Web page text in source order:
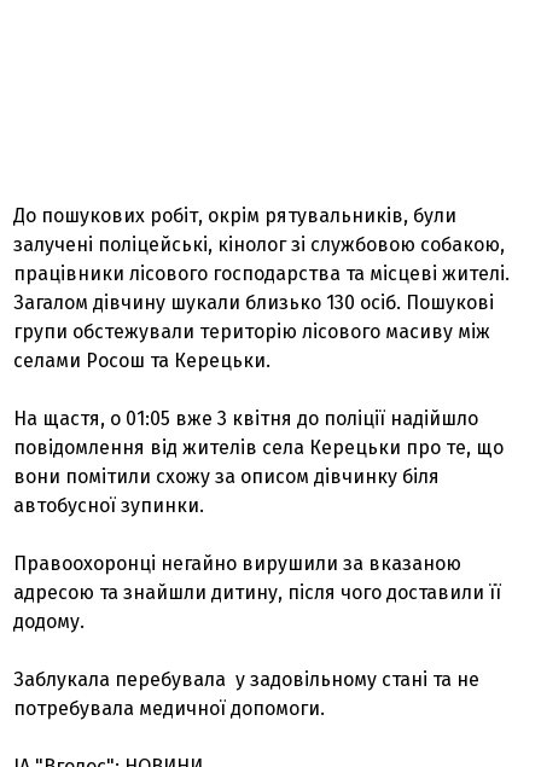
До пошукових робіт, окрім рятувальників, були
залучені поліцейські, кінолог зі службовою собакою,
працівники лісового господарства та місцеві жителі.
Загалом дівчину шукали близько 130 осіб. Пошукові
групи обстежували територію лісового масиву між
селами Росош та Керецьки.
На щастя, о 01:05 вже 3 квітня до поліції надійшло
повідомлення від жителів села Керецьки про те, що
вони помітили схожу за описом дівчинку біля
автобусної зупинки.
Правоохоронці негайно вирушили за вказаною
адресою та знайшли дитину, після чого доставили її
додому.
Заблукала перебувала у задовільному стані та не
потребувала медичної допомоги.